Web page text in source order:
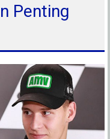
Penting